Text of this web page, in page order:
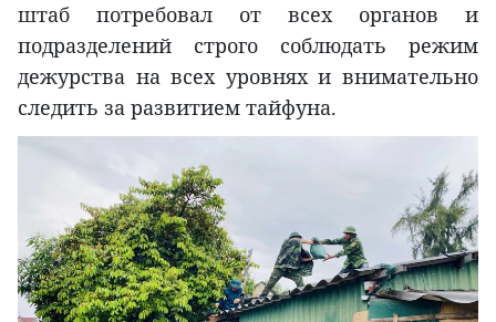
штаб потребовал от всех органов и
подразделений строго соблюдать режим
дежурства на всех уровнях и внимательно
следить за развитием тайфуна.